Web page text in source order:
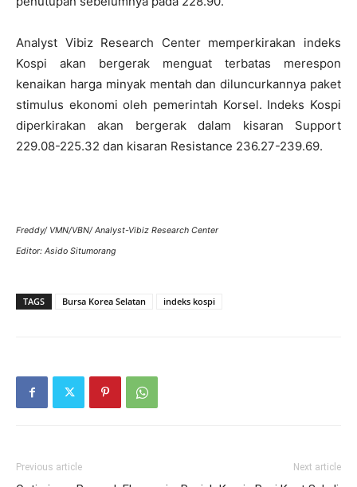
Analyst Vibiz Research Center memperkirakan indeks
Kospi akan bergerak menguat terbatas merespon
kenaikan harga minyak mentah dan diluncurkannya paket
stimulus ekonomi oleh pemerintah Korsel. Indeks Kospi
diperkirakan akan bergerak dalam kisaran Support
229.08-225.32 dan kisaran Resistance 236.27-239.69.
Freddy/ VMN/VBN/ Analyst-Vibiz Research Center
Editor: Asido Situmorang
TAGS Bursa Korea Selatan indeks kospi
Previous article Next article